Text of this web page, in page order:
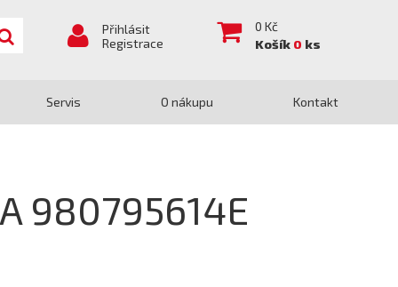
Přihlásit
Registrace
0 Kč
Košík 0 ks
Servis O nákupu Kontakt
980795614E